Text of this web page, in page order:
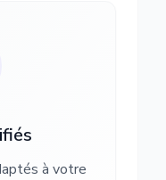
à votre